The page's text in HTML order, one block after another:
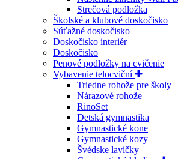
Strečová podložka
Školské a klubové doskočisko
Súťažné doskočisko
Doskočisko interiér
Doskočisko
Penové podložky na cvičenie
Vybavenie telocviční
Triedne rohože pre školy
Nárazové rohože
RinoSet
Detská gymnastika
Gymnastické kone
Gymnastické kozy
Švédske lavičky